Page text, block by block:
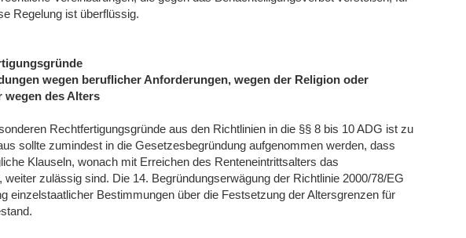
Regelung ist überflüssig.
wegen beruflicher Anforderungen, wegen der Religion oder
wegen des Alters
Rechtfertigungsgründe aus den Richtlinien in die §§ 8 bis 10 ADG ist zu
sollte zumindest in die Gesetzesbegründung aufgenommen werden, dass
Klauseln, wonach mit Erreichen des Renteneintrittsalters das
weiter zulässig sind. Die 14. Begründungserwägung der Richtlinie 2000/78/EG
einzelstaatlicher Bestimmungen über die Festsetzung der Altersgrenzen für